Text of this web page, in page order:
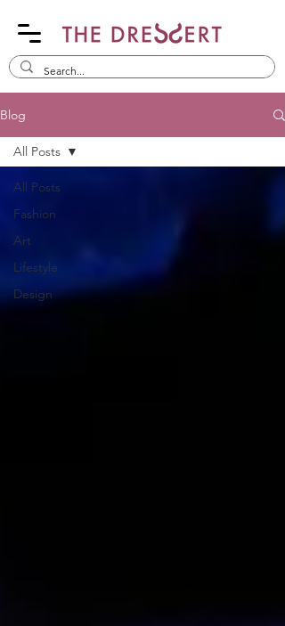
Blog
All Posts
Fashion
Art
Lifestyle
Design
All Posts